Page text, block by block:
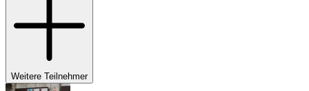
Weitere Teilnehmer